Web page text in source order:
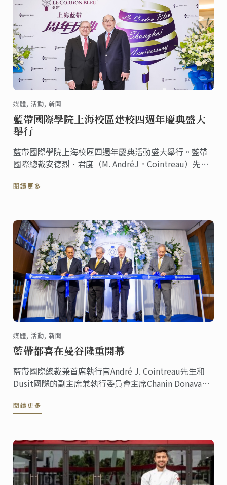
媒體, 活動, 新聞
藍帶國際學院上海校區建校四週年慶典盛大
舉行
藍帶國際學院上海校區四週年慶典活動盛大舉行。藍帶
國際總裁安德烈·君度（M. AndréJ。Cointreau）先生
名人士，藍帶合作夥伴，歷屆校友，以及多家媒體朋友
閱讀更多
媒體, 活動, 新聞
藍帶都喜在曼谷隆重開幕
藍帶國際總裁兼首席執行官André J. Cointreau先生和
Dusit國際的副主席兼執行委員會主席Chanin Donavanik
3000平方米，位於CentralWorld中心禪宗樓17至19樓。
閱讀更多